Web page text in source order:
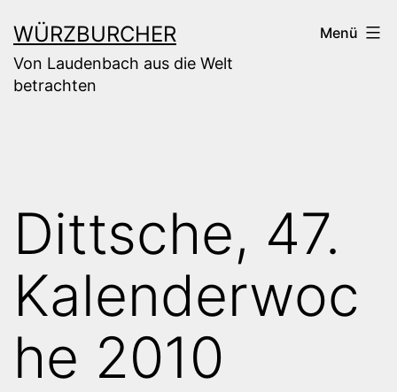
Inhalt
springen
WÜRZBURCHER
Von Laudenbach aus die Welt
betrachten
Menü
Dittsche, 47.
Kalenderwoc
he 2010